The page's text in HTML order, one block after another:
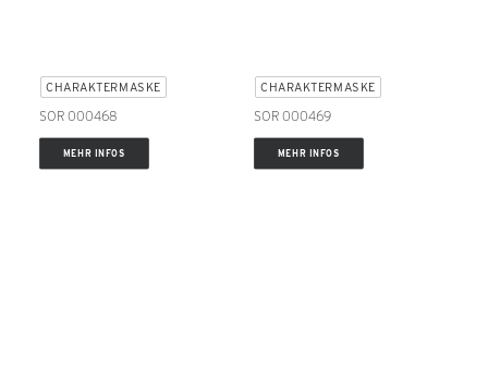
CHARAKTERMASKE
SOR 000468
MEHR INFOS
CHARAKTERMASKE
SOR 000469
MEHR INFOS